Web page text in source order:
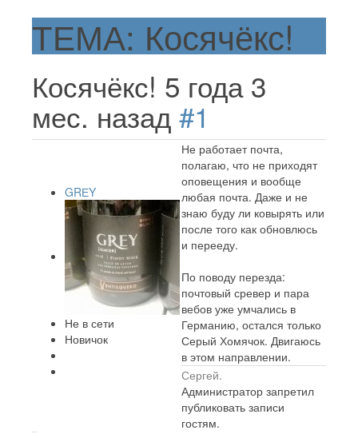
ТЕМА: Косячёкс!
Косячёкс! 5 года 3
мес. назад #1
GRЕY
Не в сети
Новичок
Не работает почта,
полагаю, что не приходят
оповещения и вообще
любая почта. Даже и не
знаю буду ли ковырять или
после того как обновлюсь
и перееду.
По поводу перезда:
почтовый сревер и пара
вебов уже умчались в
Германию, остался только
Серый Хомячок. Двигаюсь
в этом направлении.
Сергей.
Администратор запретил
публиковать записи
гостям.